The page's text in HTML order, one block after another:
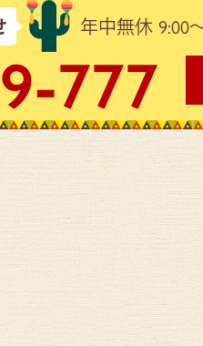
年中無休 9:00
777